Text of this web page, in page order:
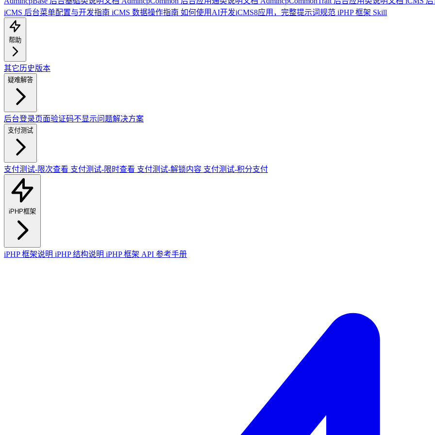
iCMS 后台菜单配置与开发指南 iCMS 数据操作指南 如何使用AI开发iCMS8应用，完整提示词规范 iPHP 框架 Skill
帮助
其它历史版本
疑难解答
后台登录页面验证码不显示问题解决方案
支付测试
支付测试-限次查看 支付测试-限时查看 支付测试-解锁内容 支付测试-积分支付
iPHP框架
iPHP 框架说明 iPHP 结构说明 iPHP 框架 API 参考手册